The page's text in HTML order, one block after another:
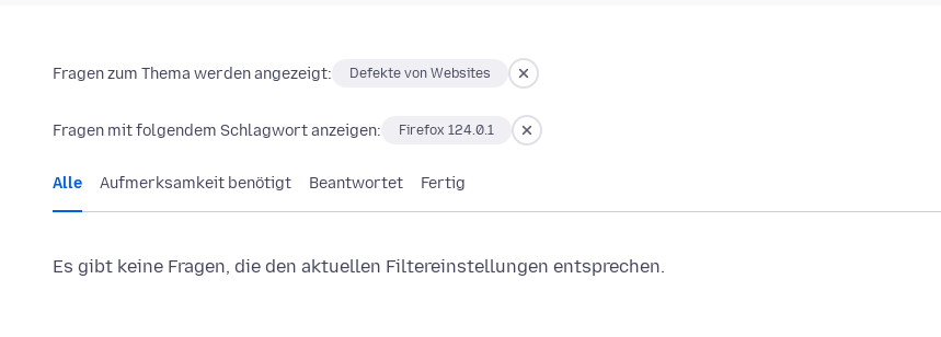
Fragen zum Thema werden angezeigt: Defekte von Websites
Fragen mit folgendem Schlagwort anzeigen: Firefox 124.0.1
Alle Aufmerksamkeit benötigt Beantwortet Fertig
Es gibt keine Fragen, die den aktuellen Filtereinstellungen entsprechen.